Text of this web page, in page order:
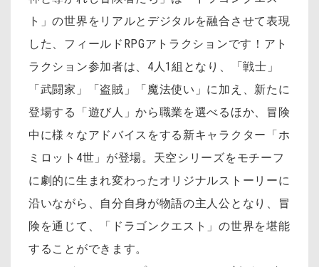
ト」の世界をリアルとデジタルを融合させて表現
した、フィールドRPGアトラクションです！アト
ラクション参加者は、4人1組となり、「戦士」
「武闘家」「盗賊」「魔法使い」に加え、新たに
登場する「遊び人」から職業を選べるほか、冒険
中に様々なアドバイスをする新キャラクター「ホ
ミロット4世」が登場。天空シリーズをモチーフ
に劇的に生まれ変わったオリジナルストーリーに
沿いながら、自分自身が物語の主人公となり、冒
険を通じて、「ドラゴンクエスト」の世界を堪能
することができます。